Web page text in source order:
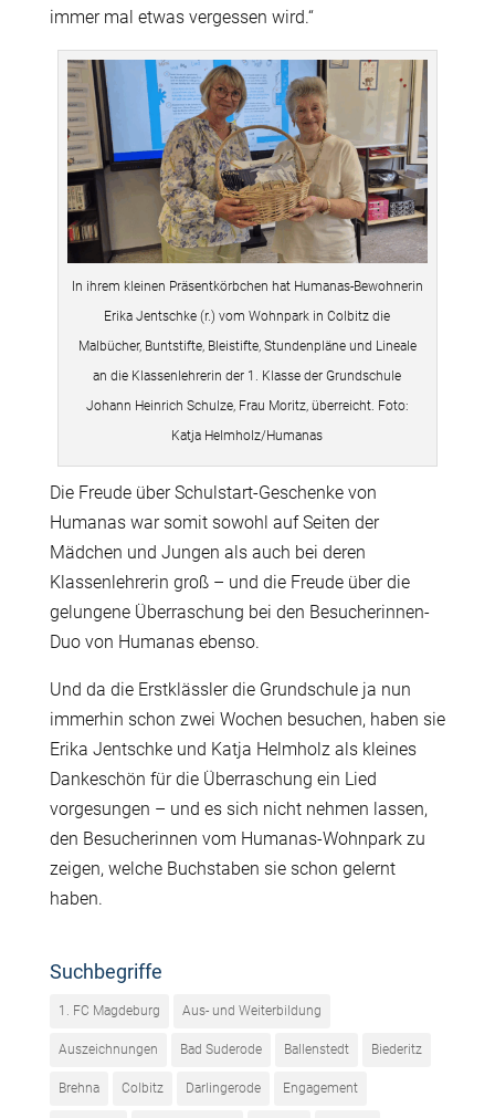
immer mal etwas vergessen wird.“
In ihrem kleinen Präsentkörbchen hat Humanas-Bewohnerin
Erika Jentschke (r.) vom Wohnpark in Colbitz die
Malbücher, Buntstifte, Bleistifte, Stundenpläne und Lineale
an die Klassenlehrerin der 1. Klasse der Grundschule
Johann Heinrich Schulze, Frau Moritz, überreicht. Foto:
Katja Helmholz/Humanas
Die Freude über Schulstart-Geschenke von
Humanas war somit sowohl auf Seiten der
Mädchen und Jungen als auch bei deren
Klassenlehrerin groß – und die Freude über die
gelungene Überraschung bei den Besucherinnen-
Duo von Humanas ebenso.
Und da die Erstklässler die Grundschule ja nun
immerhin schon zwei Wochen besuchen, haben sie
Erika Jentschke und Katja Helmholz als kleines
Dankeschön für die Überraschung ein Lied
vorgesungen – und es sich nicht nehmen lassen,
den Besucherinnen vom Humanas-Wohnpark zu
zeigen, welche Buchstaben sie schon gelernt
haben.
Suchbegriffe
1. FC Magdeburg Aus- und Weiterbildung
Auszeichnungen Bad Suderode Ballenstedt Biederitz
Brehna Colbitz Darlingerode Engagement